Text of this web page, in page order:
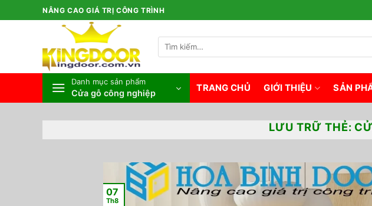
qua
NÂNG CAO GIÁ TRỊ CÔNG TRÌNH
Tìm
kiếm:
Danh mục sản phẩm
Cửa gỗ công nghiệp TRANG CHỦ GIỚI THIỆU SẢN
LƯU TRỮ THẺ:
07
Th8